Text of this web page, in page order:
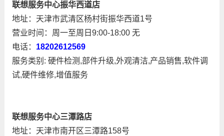
联想服务中心振华西道店
地址：天津市武清区杨村街振华西道1号
营业时间：周一至周日9:00-18:00 无
电话： 18202612569
服务类别: 硬件检测,部件升级,外观清洁,产品销售,软件调
试,硬件维修,增值服务
联想服务中心三潭路店
地址：天津市南开区三潭路158号